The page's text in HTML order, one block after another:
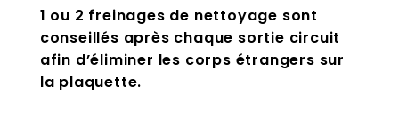
1 ou 2 freinages de nettoyage sont
conseillés après chaque sortie circuit
afin d’éliminer les corps étrangers sur
la plaquette.